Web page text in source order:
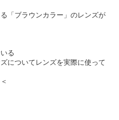
「ブラウンカラー」のレンズが
る
についてレンズを実際に使って